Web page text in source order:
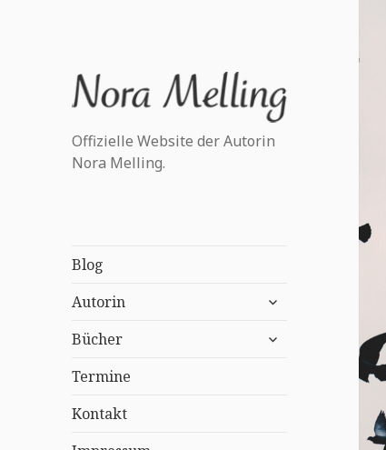
Offizielle Website der Autorin
Nora Melling.
Blog
Autorin
untermenü
Bücher
untermenü
Termine
Kontakt